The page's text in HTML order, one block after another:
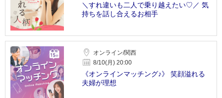
＼すれ違いも二人で乗り越えたい♡／ 気
持ちを話し合えるお相手
オンライン/関西
8/10(月) 20:00
《オンラインマッチング♪》 笑顔溢れる
夫婦が理想